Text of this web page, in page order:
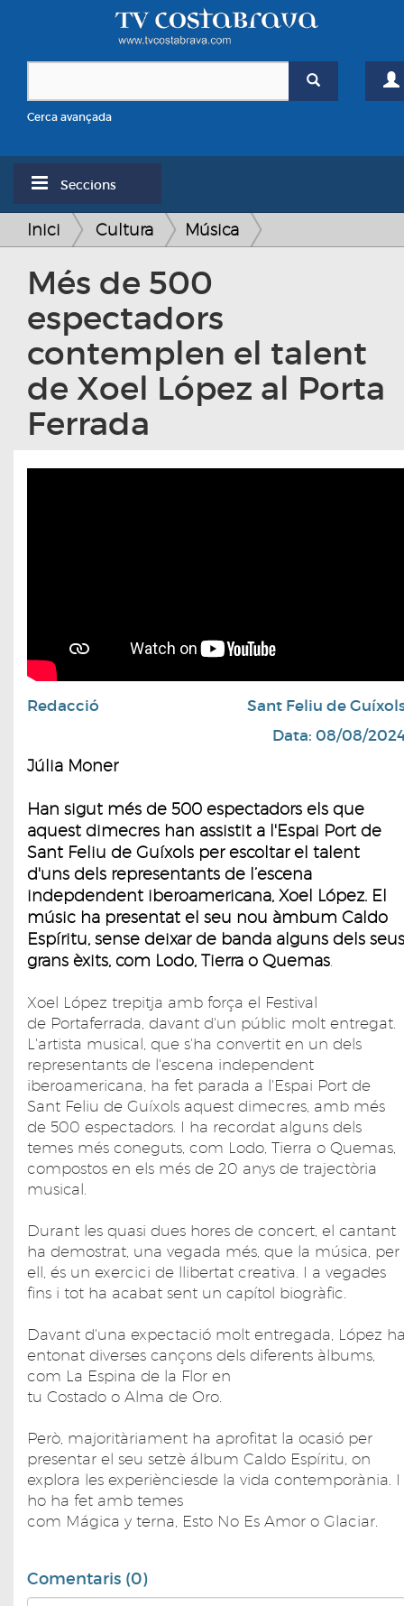
Cerca avançada
Seccions
Inici Cultura Música
Més de 500
espectadors
contemplen el talent
de Xoel López al Porta
Ferrada
Redacció
Sant Feliu de
Data: 08/08/
Júlia Moner
Han sigut més de 500 espectadors els que
aquest dimecres han assistit a l'Espai Port de
Sant Feliu de Guíxols per escoltar el talent
d'uns dels representants de l’escena
indepdendent iberoamericana, Xoel López. El
músic ha presentat el seu nou àmbum Caldo
Espíritu, sense deixar de banda alguns dels seus
grans èxits, com Lodo, Tierra o Quemas
Xoel López trepitja amb força el Festival
de Portaferrada, davant d'un públic molt entregat.
L'artista musical, que s'ha convertit en un dels
representants de l'escena independent
iberoamericana, ha fet parada a l'Espai Port de
Sant Feliu de Guíxols aquest dimecres, amb més
de 500 espectadors. I ha recordat alguns dels
temes més coneguts, com Lodo, Tierra o Quemas,
compostos en els més de 20 anys de trajectòria
musical.
Durant les quasi dues hores de concert, el cantant
ha demostrat, una vegada més, que la música, per
ell, és un exercici de llibertat creativa. I a vegades
fins i tot ha acabat sent un capítol biogràfic.
Davant d'una expectació molt entregada, López
entonat diverses cançons dels diferents àlbums,
com La Espina de la Flor en
tu Costado o Alma de Oro.
Però, majoritàriament ha aprofitat la ocasió per
presentar el seu setzè álbum Caldo Espíritu, on
explora les experiènciesde la vida contemporània. I
ho ha fet amb temes
com Mágica y terna, Esto No Es Amor o Glaciar.
Comentaris (0)